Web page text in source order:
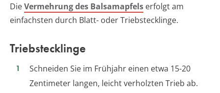
DieVermehrung des Balsamapfels erfolgt am
einfachsten durch Blatt- oder Triebstecklinge.
Triebstecklinge
Schneiden Sie im Frühjahr einen etwa 15-20
Zentimeter langen, leicht verholzten Trieb ab.